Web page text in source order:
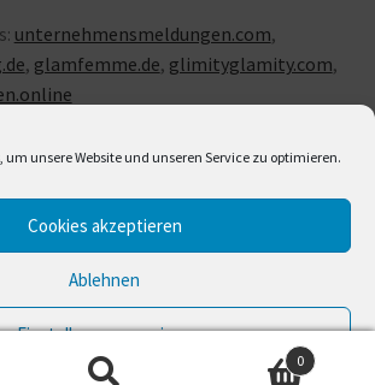
um unsere Website und unseren Service zu optimieren.
Cookies akzeptieren
Ablehnen
Einstellungen anzeigen
unternehmensmeldungen.com,
, glamfemme.de, glimityglamity.com,
& WooCommerce
0